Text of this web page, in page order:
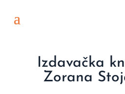
Izdavačka
Zorana